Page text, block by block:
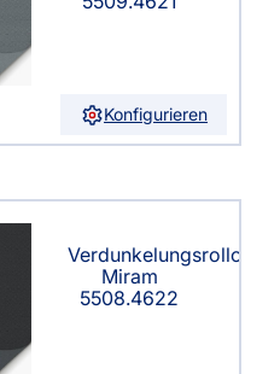
Konfigurieren
Verdunkelungsrollo
Miram
5508.4622